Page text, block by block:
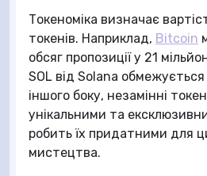
Токеноміка визначає
токенів. Наприклад, Bitcoin
обсяг пропозиції у 21
SOL від Solana
іншого боку, незамінні
унікальними та
робить їх придатними для
мистецтва.